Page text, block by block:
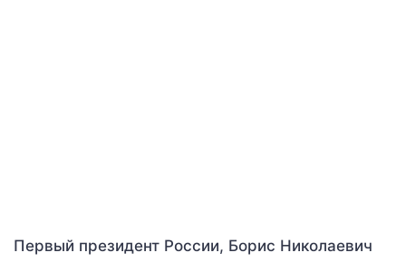
Первый президент России, Борис Николаевич